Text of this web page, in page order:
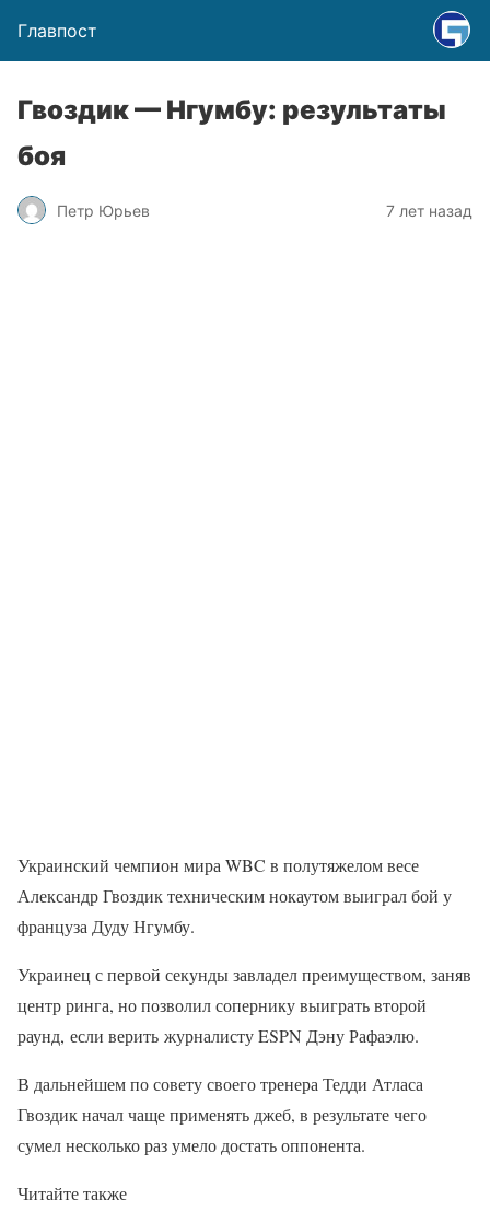
Главпост
Гвоздик — Нгумбу: результаты
боя
Петр Юрьев 7 лет назад
Украинский чемпион мира WBC в полутяжелом весе
Александр Гвоздик техническим нокаутом выиграл бой у
француза Дуду Нгумбу.
Украинец с первой секунды завладел преимуществом, заняв
центр ринга, но позволил сопернику выиграть второй
раунд, если верить журналисту ESPN Дэну Рафаэлю.
В дальнейшем по совету своего тренера Тедди Атласа
Гвоздик начал чаще применять джеб, в результате чего
сумел несколько раз умело достать оппонента.
Читайте также